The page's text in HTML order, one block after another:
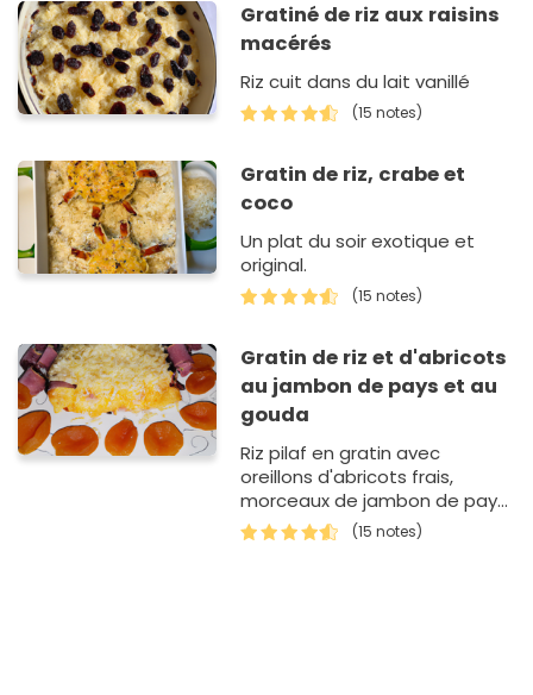
Gratiné de riz aux raisins
macérés
Riz cuit dans du lait vanillé
(15 notes)
Gratin de riz, crabe et
coco
Un plat du soir exotique et
original.
(15 notes)
Gratin de riz et d'abricots
au jambon de pays et au
gouda
Riz pilaf en gratin avec
oreillons d'abricots frais,
morceaux de jambon de pays
et gouda.
(15 notes)